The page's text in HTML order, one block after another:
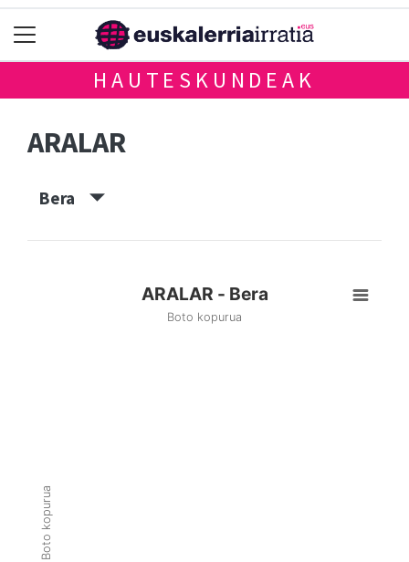
HAUTESKUNDEAK
ARALAR
Bera
Boto kopurua
ARALAR - Bera
Boto kopurua